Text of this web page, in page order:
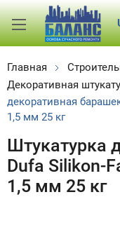
Главная
Декоративная
декоративная
1,5 мм 25 кг
Штукатурка
Dufa Silikon-
1,5 мм 25 кг